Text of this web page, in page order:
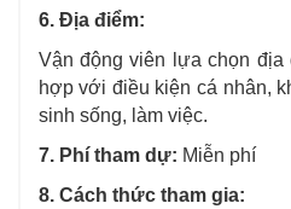
6. Địa điểm:
Vận động viên lựa chọn địa
hợp với điều kiện cá nhân,
sinh sống, làm việc.
7. Phí tham dự: Miễn phí
8. Cách thức tham gia: